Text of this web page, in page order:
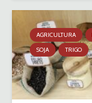
AGRICULTURA
SOJA
TRIGO